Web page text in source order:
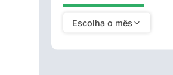
Escolha o mês